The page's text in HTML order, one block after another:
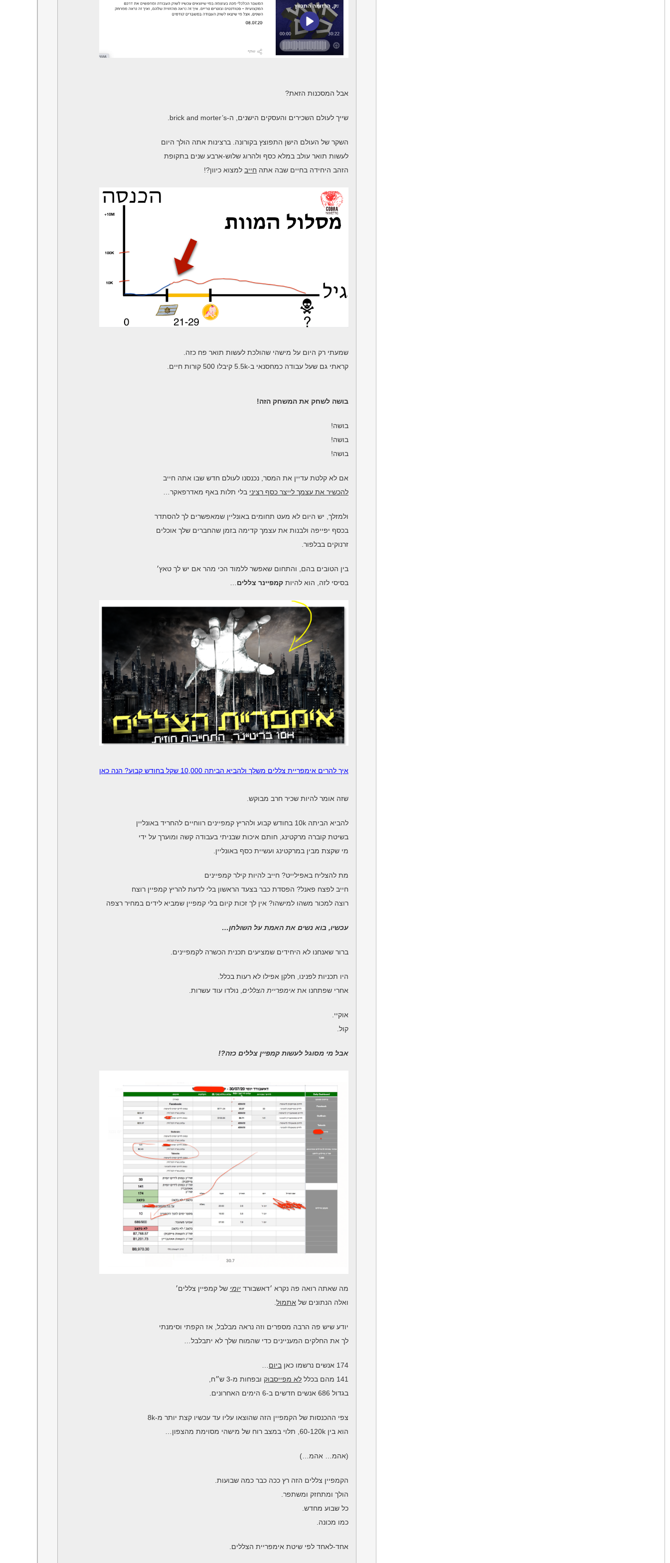
אבל המסכנות הזאת?
שייך לעולם השכירים והעסקים הישנים, ה-brick and morter’s.
השקר של העולם הישן התפוצץ בקורונה. ברצינות אתה הולך היום
לעשות תואר עולב במלא כסף ולהרוג שלוש-ארבע שנים בתקופת
הזהב היחידה בחיים שבה אתה חייב למצוא כיוון?!
שמעתי רק היום על מישהי שהולכת לעשות תואר פח כזה.
קראתי גם שעל עבודה כמחסנאי ב-5.5k קיבלו 500 קורות חיים.
בושה לשחק את המשחק הזה!
בושה!
בושה!
בושה!
אם לא קלטת עדיין את המסר, נכנסנו לעולם חדש שבו אתה חייב
להכשיר את עצמך לייצר כסף רציני בלי תלות באף מאדרפאקר…
ולמזלך, יש היום לא מעט תחומים באונליין שמאפשרים לך להסתדר
בכסף יפייפה ולבנות את עצמך קדימה בזמן שהחברים שלך אוכלים
זרנוקים בבלפור.
בין הטובים בהם, והתחום שאפשר ללמוד הכי מהר אם יש לך טאץ׳
בסיסי לזה, הוא להיות קמפיינר צללים
איך להרים אימפריית צללים משלך ולהביא הביתה 10,000 שקל בחודש קבוע? הנה כאן
שזה אומר להיות שכיר חרב מבוקש.
להביא הביתה 10k בחודש קבוע ולהריץ קמפיינים רווחיים להחריד באונליין
בשיטת קוברה מרקטינג, חותם איכות שבניתי בעבודה קשה ומוערך על ידי
מי שקצת מבין במרקטינג ועשיית כסף באונליין.
מת להצליח באפילייט? חייב להיות קילר קמפיינים
חייב לפצח פאנל? הפסדת כבר בצעד הראשון בלי לדעת להריץ קמפיין רוצח
רוצה למכור משהו למישהו? אין לך זכות קיום בלי קמפיין שמביא לידים במחיר רצפה
עכשיו, בוא נשים את האמת על השולחן…
ברור שאנחנו לא היחידים שמציעים תכנית הכשרה לקמפיינים.
היו תכניות לפנינו, חלקן אפילו לא רעות בכלל.
אחרי שפתחנו את אימפריית הצללים, נולדו עוד עשרות.
אוקיי.
קול.
אבל מי מסוגל לעשות קמפיין צללים כזה?!
מה שאתה רואה פה נקרא ׳דאשבורד יומי של קמפיין צללים׳
ואלה הנתונים של אתמול.
יודע שיש פה הרבה מספרים וזה נראה מבלבל, אז הקפתי וסימנתי
לך את החלקים המעניינים כדי שהמוח שלך לא יתבלבל…
174 אנשים נרשמו כאן ביום…
141 מהם בכלל
לא מפייסבוק ובפחות מ-3 ש״ח,
בגדול 686 אנשים חדשים ב-6 הימים האחרונים.
צפי ההכנסות של הקמפיין הזה שהוצאו עליו עד עכשיו קצת יותר מ-8k
הוא בין 60-120k, תלוי במצב רוח של מישהי מסוימת מהצפון…
(אהמ… אהמ…)
הקמפיין צללים הזה רץ ככה כבר כמה שבועות.
הולך ומתחזק ומשתפר.
כל שבוע מחדש.
כמו מכונה.
אחד-לאחד לפי שיטת אימפריית הצללים.